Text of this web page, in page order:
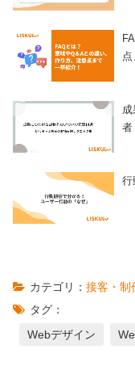
点
者
行
カテゴリ： 接客・制
タグ：
Webデザイン